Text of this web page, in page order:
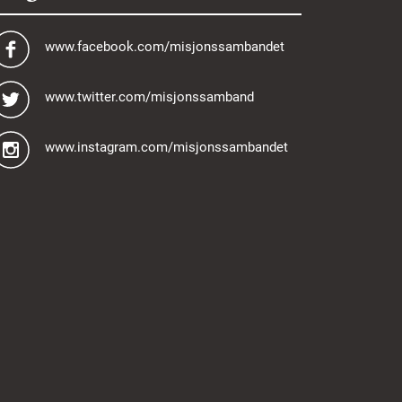
www.facebook.com/misjonssambandet
www.twitter.com/misjonssamband
www.instagram.com/misjonssambandet